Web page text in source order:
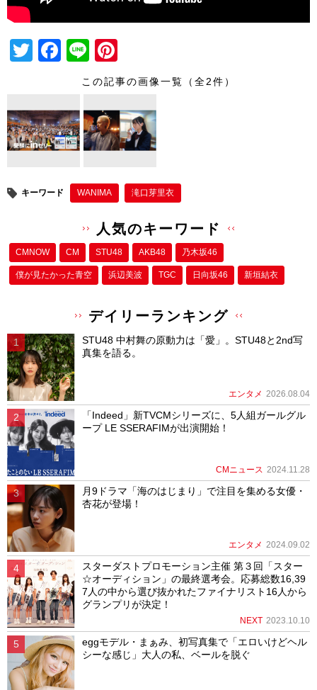
T
er
F
e
b
o
k
Li
n
nt
e
st
この記事の画像一覧（全2件）
キーワード WANIMA 滝口芽里衣
人気のキーワード
CMNOW CM STU48 AKB48 乃木坂46
僕が⾒たかった⻘空 浜辺美波 TGC 日向坂46 新垣結衣
デイリーランキング
STU48 中村舞の原動力は「愛」。STU48と2nd写
真集を語る。
エンタメ 2026.08.04
「Indeed」新TVCMシリーズに、5人組ガールグル
ープ LE SSERAFIMが出演開始！
CMニュース 2024.11.28
月9ドラマ「海のはじまり」で注目を集める女優・
杏花が登場！
エンタメ 2024.09.02
スターダストプロモーション主催 第３回「スター
☆オーディション」の最終選考会。応募総数16,39
7人の中から選び抜かれたファイナリスト16人から
グランプリが決定！
NEXT 2023.10.10
eggモデル・まぁみ、初写真集で「エロいけどヘル
シーな感じ」大人の私、ベールを脱ぐ